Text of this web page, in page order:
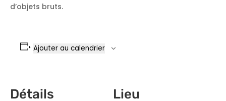
d’objets bruts.
Ajouter au calendrier
Détails Lieu